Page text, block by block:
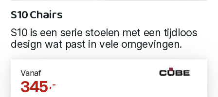
S10 Chairs
S10 is een serie stoelen met een tijdloos
design wat past in vele omgevingen.
Vanaf
345,-